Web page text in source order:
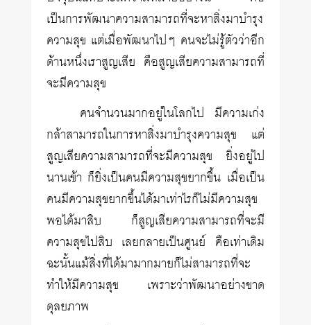
เป็นการพัฒนาความสามารถที่จะหาสิ่งมาบำรุง
ความสุข แต่เมื่อพัฒนาไปๆ คนจะไม่รู้ตัวว่าอีก
ด้านหนึ่งเราสูญเสีย คือสูญเสียความสามารถที่
จะมีความสุข
คนจำนวนมากอยู่ในโลกไป มีความเก่ง
กล้าสามารถในการหาสิ่งมาบำรุงความสุข แต่
สูญเสียความสามารถที่จะมีความสุข ยิ่งอยู่ไป
นานเข้า ก็ยิ่งเป็นคนมีความสุขยากขึ้น เมื่อเป็น
คนมีความสุขยากขึ้นได้มาเท่าไรก็ไม่มีความสุข
พอได้มาสิบ ก็สูญเสียความสามารถที่จะมี
ความสุขไปสิบ เลยกลายเป็นศูนย์ คือเท่าเดิม
ฉะนั้นแม้สิ่งที่ได้มามากมายก็ไม่สามารถที่จะ
ทำให้มีความสุข เพราะว่าพัฒนาอย่างขาด
ดุลยภาพ